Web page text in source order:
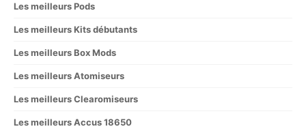
Les meilleurs Pods
Les meilleurs Kits débutants
Les meilleurs Box Mods
Les meilleurs Atomiseurs
Les meilleurs Clearomiseurs
Les meilleurs Accus 18650